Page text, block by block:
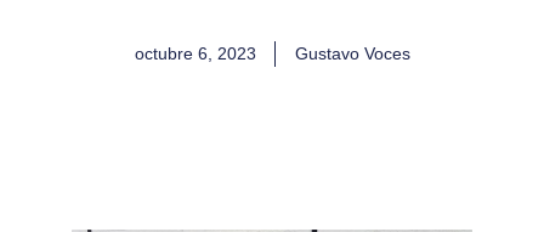
octubre 6, 2023 Gustavo Voces